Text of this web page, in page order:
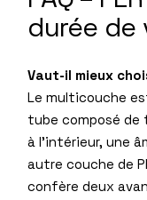
durée de
Vaut-il mieux
Le multicouche
tube composé de
à l’intérieur, une
autre couche de
confère deux